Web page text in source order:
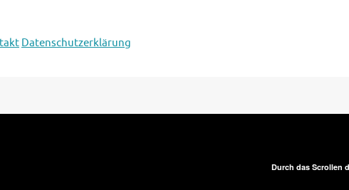
Datenschutzerklärung
Durch das Scrollen